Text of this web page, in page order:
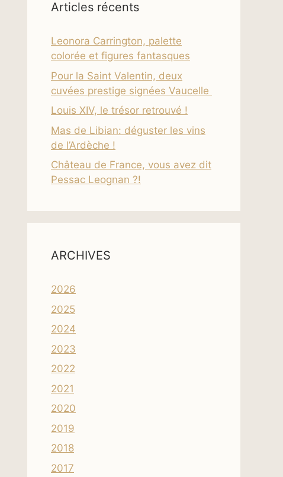
Articles récents
Leonora Carrington, palette
colorée et figures fantasques
Pour la Saint Valentin, deux
cuvées prestige signées Vaucelle
Louis XIV, le trésor retrouvé !
Mas de Libian: déguster les vins
de l’Ardèche !
Château de France, vous avez dit
Pessac Leognan ?!
ARCHIVES
2026
2025
2024
2023
2022
2021
2020
2019
2018
2017